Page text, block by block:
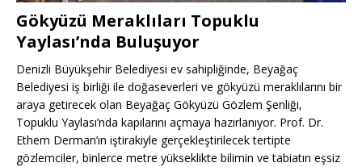
Gökyüzü Meraklıları Topuklu
Yaylası’nda Buluşuyor
Denizli Büyükşehir Belediyesi ev sahipliğinde, Beyağaç
Belediyesi iş birliği ile doğaseverleri ve gökyüzü meraklılarını bir
araya getirecek olan Beyağaç Gökyüzü Gözlem Şenliği,
Topuklu Yaylası’nda kapılarını açmaya hazırlanıyor. Prof. Dr.
Ethem Derman’ın iştirakiyle gerçekleştirilecek tertipte
gözlemciler, binlerce metre yükseklikte bilimin ve tabiatın eşsiz